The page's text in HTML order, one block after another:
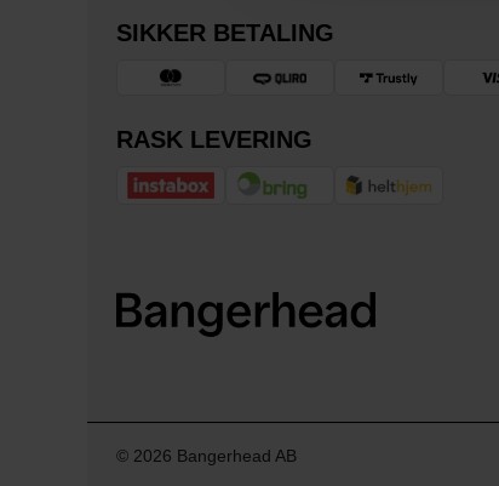
SIKKER BETALING
RASK LEVERING
© 2026 Bangerhead AB